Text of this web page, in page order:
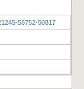
58752-50817